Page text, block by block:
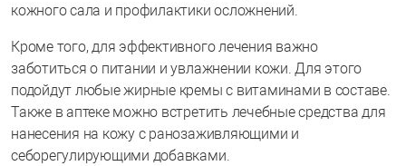
кожного сала и профилактики осложнений.
Кроме того, для эффективного лечения важно
заботиться о питании и увлажнении кожи. Для этого
подойдут любые жирные кремы с витаминами в составе.
Также в аптеке можно встретить лечебные средства для
нанесения на кожу с ранозаживляющими и
себорегулирующими добавками.